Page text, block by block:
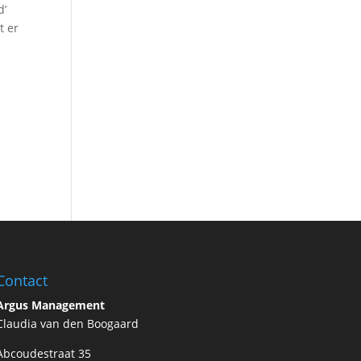
er
Management
van den Boogaard
35